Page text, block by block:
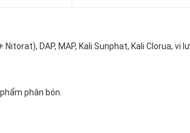
DAP, MAP, Kali Sunphat, Kali Clorua,
phân bón.